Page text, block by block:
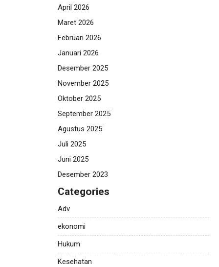
April 2026
Maret 2026
Februari 2026
Januari 2026
Desember 2025
November 2025
Oktober 2025
September 2025
Agustus 2025
Juli 2025
Juni 2025
Desember 2023
Categories
Adv
ekonomi
Hukum
Kesehatan